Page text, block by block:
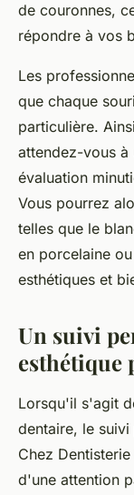
de couronnes,
répondre à vos
Les
que chaque
particulière.
attendez-vous à
évaluation
Vous pourrez
telles que le
en porcelaine
esthétiques et
Un suivi
esthétique
Lorsqu'il s'agit
dentaire, le
Chez
d'une attention